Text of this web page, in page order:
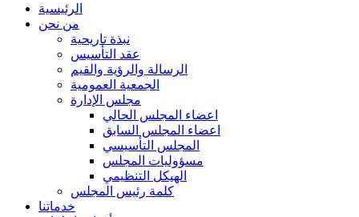
الرئيسية
من نحن
نبذة تاريحية
عقد التأسيس
الرسالة والرؤية والقيم
الجمعية العمومية
مجلس الإدارة
اعضاء المجلس الحالي
اعضاء المجلس السابق
المجلس التأسيسي
مسؤوليات المجلس
الهيكل التنظيمي
كلمة رئيس المجلس
خدماتنا